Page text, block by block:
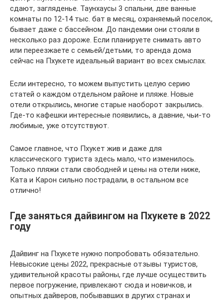
сдают, загляденье. Таунхаусы 3 спальни, две ванные
комнаты по 12-14 тыс. бат в месяц, охраняемый поселок,
бывает даже с бассейном. До пандемии они стояли в
несколько раз дороже. Если планируете снимать авто
или переезжаете с семьей/детьми, то аренда дома
сейчас на Пхукете идеальный вариант во всех смыслах.
Если интересно, то можем выпустить целую серию
статей о каждом отдельном районе и пляже. Новые
отели открылись, многие старые наоборот закрылись.
Где-то кафешки интересные появились, а давние, чьи-то
любимые, уже отсутствуют.
Самое главное, что Пхукет жив и даже для
классического туриста здесь мало, что изменилось.
Только пляжи стали свободней и цены на отели ниже,
Ката и Карон сильно пострадали, в остальном все
отлично!
Где заняться дайвингом на Пхукете в 2022
году
Дайвинг на Пхукете нужно попробовать обязательно.
Невысокие цены 2022, прекрасные отзывы туристов,
удивительной красоты районы, где лучше осуществить
первое погружение, привлекают сюда и новичков, и
опытных дайверов, побывавших в других странах и